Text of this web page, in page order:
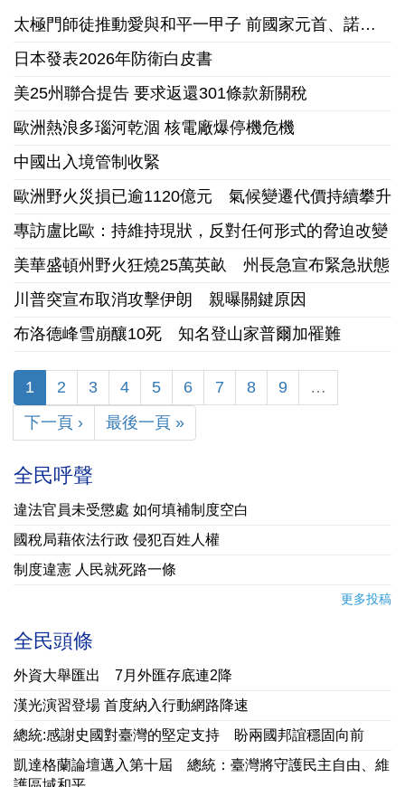
太極門師徒推動愛與和平一甲子 前國家元首、諾貝爾和平獎獲獎組織領袖來台祝賀
日本發表2026年防衛白皮書
美25州聯合提告 要求返還301條款新關稅
歐洲熱浪多瑙河乾涸 核電廠爆停機危機
中國出入境管制收緊
歐洲野火災損已逾1120億元 氣候變遷代價持續攀升
專訪盧比歐：持維持現狀，反對任何形式的脅迫改變
美華盛頓州野火狂燒25萬英畝 州長急宣布緊急狀態
川普突宣布取消攻擊伊朗 親曝關鍵原因
布洛德峰雪崩釀10死 知名登山家普爾加罹難
1 2 3 4 5 6 7 8 9
…
下一頁 ›
最後一頁 »
全民呼聲
違法官員未受懲處 如何填補制度空白
國稅局藉依法行政 侵犯百姓人權
制度違憲 人民就死路一條
更多投稿
全民頭條
外資大舉匯出 7月外匯存底連2降
漢光演習登場 首度納入行動網路降速
總統:感謝史國對臺灣的堅定支持 盼兩國邦誼穩固向前
凱達格蘭論壇邁入第十屆 總統：臺灣將守護民主自由、維